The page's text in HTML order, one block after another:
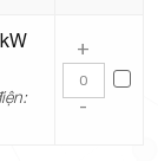
+
-